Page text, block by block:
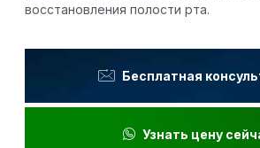
восстановления полости рта.
Бесплатная
Узнать цену